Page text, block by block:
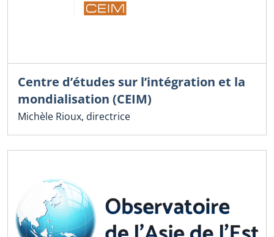
Centre d’études sur l’intégration et la
mondialisation (CEIM)
Michèle Rioux, directrice